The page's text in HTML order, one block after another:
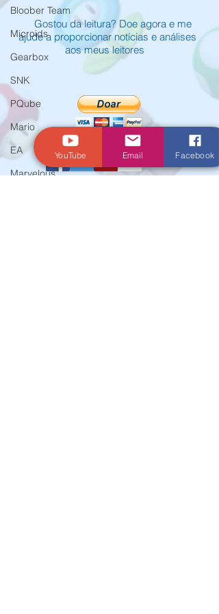
Bloober Team
Microids
Gearbox
SNK
PQube
Mario
EA
Marvelous
Gostou da leitura? Doe agora e me
ajude a proporcionar notícias e análises
aos meus leitores
YouTube Email Facebook